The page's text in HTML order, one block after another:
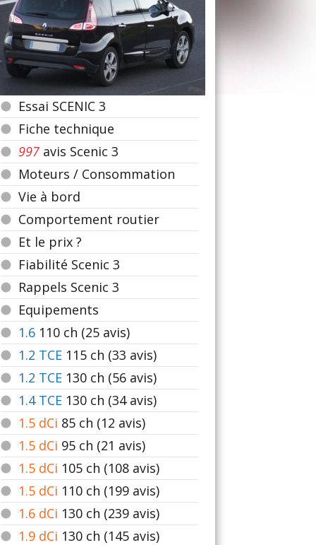
Essai SCENIC 3
Fiche technique
997 avis Scenic 3
Moteurs / Consommation
Vie à bord
Comportement routier
Et le prix ?
Fiabilité Scenic 3
Rappels Scenic 3
Equipements
1.6 110 ch (25 avis)
1.2 TCE 115 ch (33 avis)
1.2 TCE 130 ch (56 avis)
1.4 TCE 130 ch (34 avis)
1.5 dCi 85 ch (12 avis)
1.5 dCi 95 ch (21 avis)
1.5 dCi 105 ch (108 avis)
1.5 dCi 110 ch (199 avis)
1.6 dCi 130 ch (239 avis)
1.9 dCi 130 ch (145 avis)